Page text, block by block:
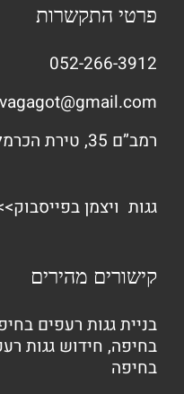
פרטי התקשרות
052-266-3912
vagagot@gmail.com
רמב”ם 35, טירת הכרמל
גגות ויצמן
קישורים מהירים
בניית גגות רעפים
בחיפה, חידוש גגות
בחיפה